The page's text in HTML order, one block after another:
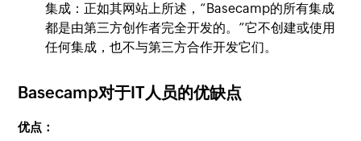
集成：正如其网站上所述，“Basecamp的所有集成
都是由第三方创作者完全开发的。”它不创建或使用
任何集成，也不与第三方合作开发它们。
Basecamp对于IT人员的优缺点
优点：